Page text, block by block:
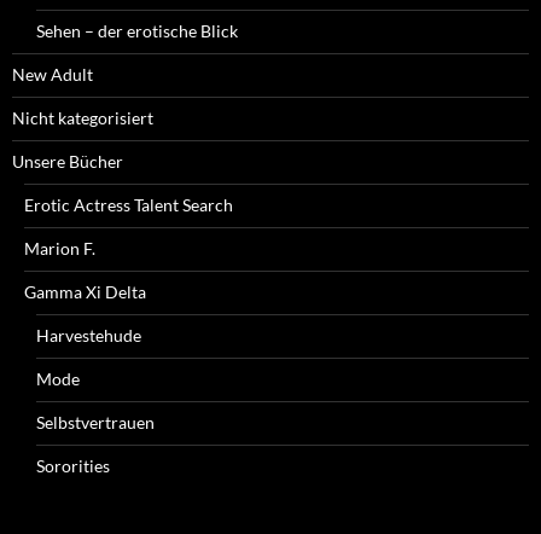
Sehen – der erotische Blick
New Adult
Nicht kategorisiert
Unsere Bücher
Erotic Actress Talent Search
Marion F.
Gamma Xi Delta
Harvestehude
Mode
Selbstvertrauen
Sororities